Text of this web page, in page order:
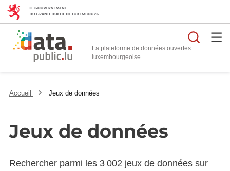
La plateforme de données ouvertes
Accueil Jeux de données
Jeux de données
Rechercher parmi les 3 002 jeux de données sur